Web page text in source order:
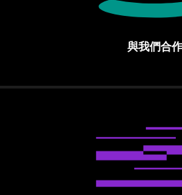
與我們合作